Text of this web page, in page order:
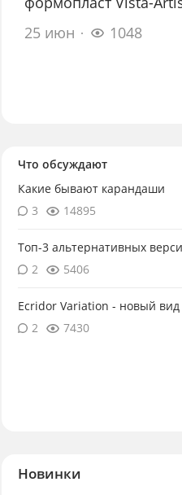
25 июн
1048
Что обсуждают
Какие бывают карандаши
3
14895
Топ-3 альтернативных
2
5406
Ecridor Variation - новый вид
2
7430
Новинки